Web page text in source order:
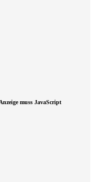
muss JavaScript